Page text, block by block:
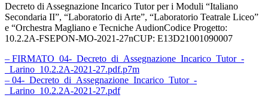
Decreto di Assegnazione Incarico Tutor per i Moduli “Italiano
Secondaria II”, “Laboratorio di Arte”, “Laboratorio Teatrale Liceo”
e “Orchestra Magliano e Tecniche AudionCodice Progetto:
10.2.2A-FSEPON-MO-2021-27nCUP: E13D21001090007
– FIRMATO_04-_Decreto_di_Assegnazione_Incarico_Tutor_-
_Larino_10.2.2A-2021-27.pdf.p7m
– 04-_Decreto_di_Assegnazione_Incarico_Tutor_-
_Larino_10.2.2A-2021-27.pdf